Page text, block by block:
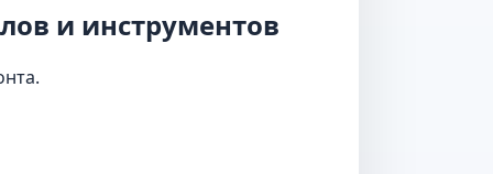
и инструментов